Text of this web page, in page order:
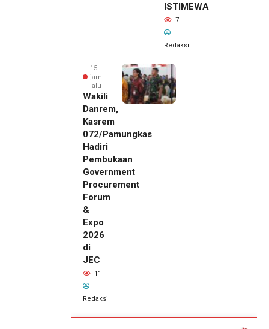
ISTIMEWA
7
Redaksi
15
jam
lalu
Wakili
Danrem,
Kasrem
072/Pamungkas
Hadiri
Pembukaan
Government
Procurement
Forum
&
Expo
2026
di
JEC
11
Redaksi